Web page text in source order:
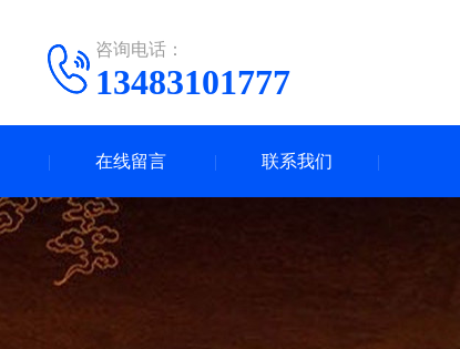
咨询电话：
13483101777
在线留言 联系我们